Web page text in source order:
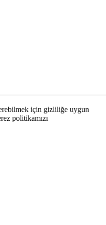
için gizliliğe uygun
politikamızı